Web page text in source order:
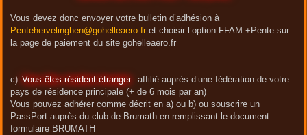
Vous devez donc envoyer votre bulletin d’adhésion à
Pentehervelinghen@gohelleaero.fr et choisir l’option FFAM +Pente sur
la page de paiement du site gohelleaero.fr
c) Vous êtes résident étranger
affilié auprès d’une fédération de votre
pays de résidence principale (+ de 6 mois par an)
Vous pouvez adhérer comme décrit en a) ou b) ou souscrire un
PassPort auprès du club de Brumath en remplissant le document
formulaire BRUMATH